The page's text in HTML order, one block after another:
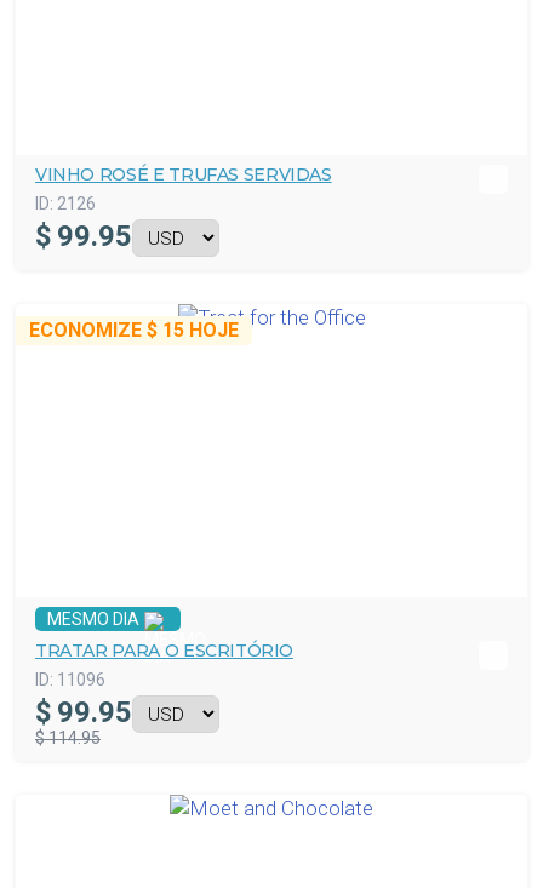
VINHO ROSÉ E TRUFAS SERVIDAS
ID: 2126
$ 99.95
ECONOMIZE $ 15 HOJE
MESMO DIA
TRATAR PARA O ESCRITÓRIO
ID: 11096
$ 99.95
$ 114.95